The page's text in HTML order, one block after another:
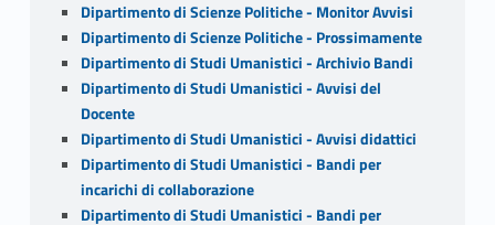
Dipartimento di Scienze Politiche - Monitor Avvisi
Dipartimento di Scienze Politiche - Prossimamente
Dipartimento di Studi Umanistici - Archivio Bandi
Dipartimento di Studi Umanistici - Avvisi del
Docente
Dipartimento di Studi Umanistici - Avvisi didattici
Dipartimento di Studi Umanistici - Bandi per
incarichi di collaborazione
Dipartimento di Studi Umanistici - Bandi per